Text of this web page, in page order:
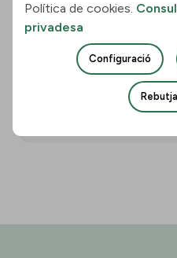
Memòries
Política de cookies.
privadesa
Configuració